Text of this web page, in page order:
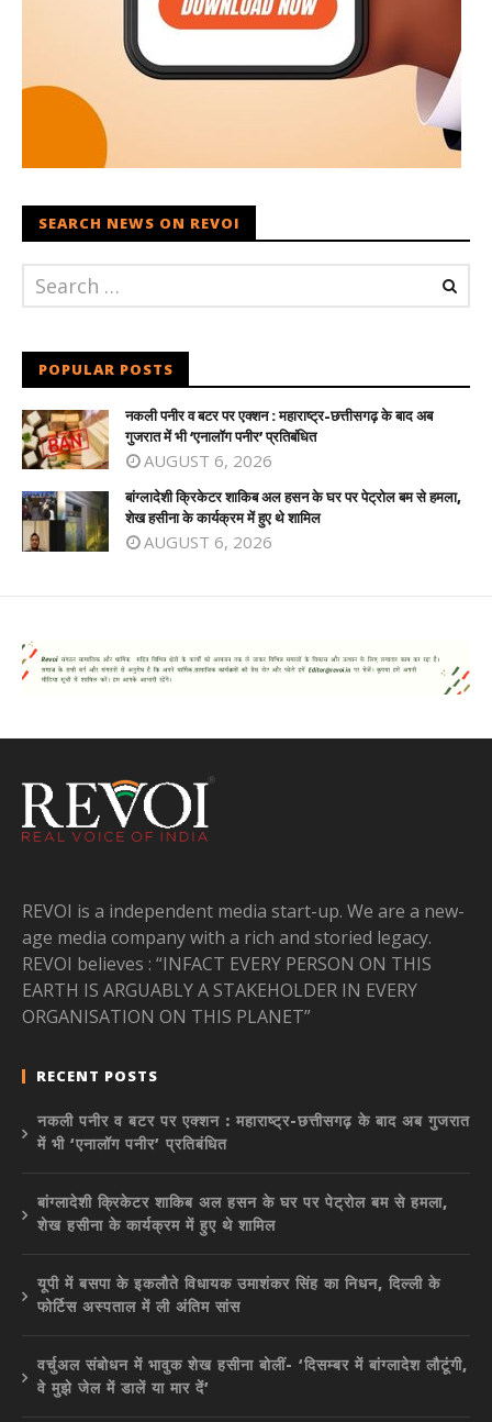
SEARCH NEWS ON REVOI
POPULAR POSTS
नकली पनीर व बटर पर एक्शन : महाराष्ट्र-छत्तीसगढ़ के बाद अब
गुजरात में भी ‘एनालॉग पनीर’ प्रतिबंधित
AUGUST 6, 2026
बांग्लादेशी क्रिकेटर शाकिब अल हसन के घर पर पेट्रोल बम से हमला,
शेख हसीना के कार्यक्रम में हुए थे शामिल
AUGUST 6, 2026
REVOI is a independent media start-up. We are a new-
age media company with a rich and storied legacy.
REVOI believes : “INFACT EVERY PERSON ON THIS
EARTH IS ARGUABLY A STAKEHOLDER IN EVERY
ORGANISATION ON THIS PLANET”
RECENT POSTS
नकली पनीर व बटर पर एक्शन : महाराष्ट्र-छत्तीसगढ़ के बाद अब गुजरात
में भी ‘एनालॉग पनीर’ प्रतिबंधित
बांग्लादेशी क्रिकेटर शाकिब अल हसन के घर पर पेट्रोल बम से हमला,
शेख हसीना के कार्यक्रम में हुए थे शामिल
यूपी में बसपा के इकलौते विधायक उमाशंकर सिंह का निधन, दिल्ली के
फोर्टिस अस्पताल में ली अंतिम सांस
वर्चुअल संबोधन में भावुक शेख हसीना बोलीं- ‘दिसम्बर में बांग्लादेश लौटूंगी,
वे मुझे जेल में डालें या मार दें’